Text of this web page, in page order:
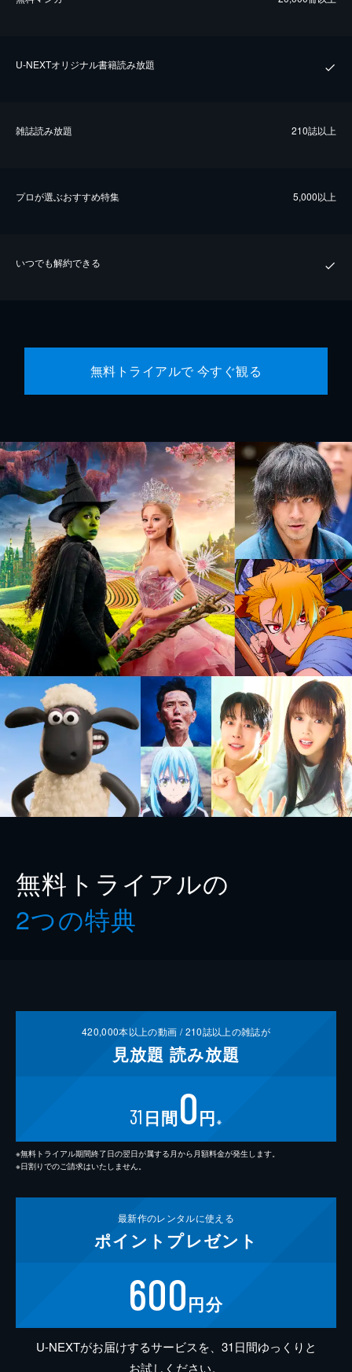
U-NEXTオリジナル書籍読み放題
雑誌読み放題 210誌以上
プロが選ぶおすすめ特集 5,000以上
いつでも解約できる
無料トライアルで 今すぐ観る
無料トライアルの
2つの特典
420,000本以上の動画 /210誌以上の雑誌が
見放題 読み放題
31 日間0円 ※
※無料トライアル期間終了日の翌日が属する月から月額料金が発生します。
※日割りでのご請求はいたしません。
最新作のレンタルに使える
ポイント プレゼント
600円分
U-NEXTがお届けするサービスを、31日間ゆっくりと
お試しください。